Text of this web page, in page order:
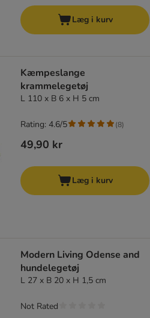
Læg i kurv
Kæmpeslange
krammelegetøj
L 110 x B 6 x H 5 cm
49,90 kr
Rating: 4.6/5 (8)
Læg i kurv
Modern Living Odense and
hundelegetøj
L 27 x B 20 x H 1,5 cm
Not Rated